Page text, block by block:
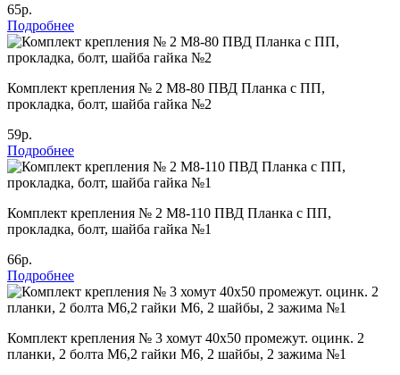
65р.
Подробнее
Комплект крепления № 2 М8-80 ПВД Планка с ПП,
прокладка, болт, шайба гайка №2
59р.
Подробнее
Комплект крепления № 2 М8-110 ПВД Планка с ПП,
прокладка, болт, шайба гайка №1
66р.
Подробнее
Комплект крепления № 3 хомут 40х50 промежут. оцинк. 2
планки, 2 болта М6,2 гайки М6, 2 шайбы, 2 зажима №1